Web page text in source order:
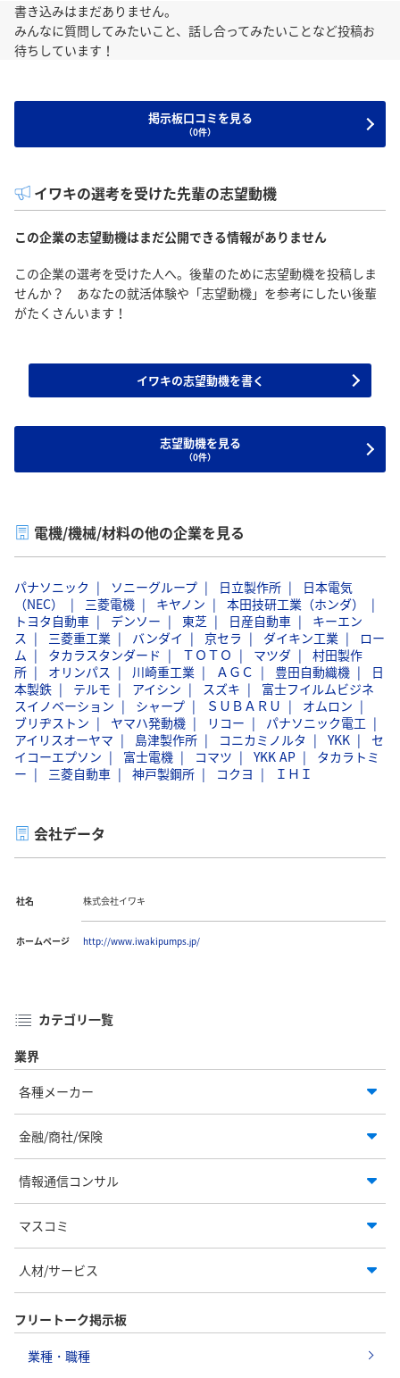
書き込みはまだありません。
みんなに質問してみたいこと、話し合ってみたいことなど投稿お
待ちしています！
掲示板口コミを見る
（0件）
イワキの選考を受けた先輩の志望動機
この企業の志望動機はまだ公開できる情報がありません
この企業の選考を受けた人へ。後輩のために志望動機を投稿しま
せんか？ あなたの就活体験や「志望動機」を参考にしたい後輩
がたくさんいます！
イワキの志望動機を書く
志望動機を見る
（0件）
電機/機械/材料の他の企業を見る
パナソニック ソニーグループ 日立製作所
日本電気
（NEC）
三菱電機 キヤノン
本田技研工業（ホンダ）
トヨタ自動車
デンソー 東芝 日産自動車
キーエン
ス
三菱重工業 バンダイ 京セラ ダイキン工業
ロー
ム
タカラスタンダード ＴＯＴＯ マツダ
村田製作
所
オリンパス 川崎重工業 ＡＧＣ 豊田自動織機
日
本製鉄
テルモ アイシン スズキ
富士フイルムビジネ
スイノベーション
シャープ ＳＵＢＡＲＵ
オムロン
ブリヂストン
ヤマハ発動機 リコー
パナソニック電工
アイリスオーヤマ
島津製作所 コニカミノルタ YKK
セ
イコーエプソン
富士電機 コマツ YKK AP
タカラトミ
ー
三菱自動車 神戸製鋼所 コクヨ ＩＨＩ
会社データ
社名 株式会社イワキ
ホームページ http://www.iwakipumps.jp/
カテゴリ一覧
業界
各種メーカー
金融/商社/保険
情報通信コンサル
マスコミ
人材/サービス
フリートーク掲示板
業種・職種